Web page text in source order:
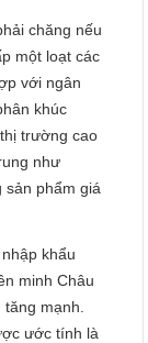
chăng nếu
một loạt các
với ngân
khúc
trường cao
như
sản phẩm giá
khẩu
minh Châu
mạnh.
ước tính là